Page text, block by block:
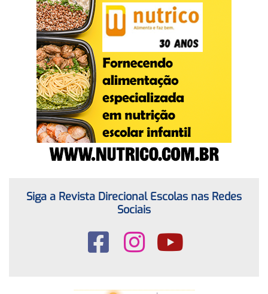
Siga a Revista Direcional Escolas nas Redes
Sociais